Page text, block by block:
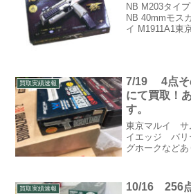
NB M203タイ
NB 40mmモス
イ M1911A1東
買取実績速報
7/19 4点そ
にて買取！
す。
東京マルイ サ
イエッジ バリ
グホークなどあ
買取実績速報
10/16 256